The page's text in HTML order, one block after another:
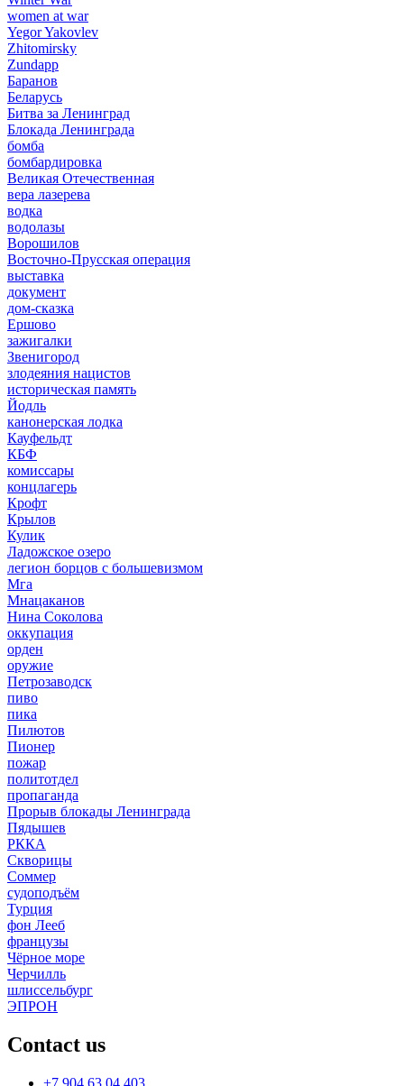
women at war
Yegor Yakovlev
Zhitomirsky
Zundapp
Баранов
Беларусь
Битва за Ленинград
Блокада Ленинграда
бомба
бомбардировка
Великая Отечественная
вера лазерева
водка
водолазы
Ворошилов
Восточно-Прусская операция
выставка
документ
дом-сказка
Ершово
зажигалки
Звенигород
злодеяния нацистов
историческая память
Йодль
канонерская лодка
Кауфельдт
КБФ
комиссары
концлагерь
Крофт
Крылов
Кулик
Ладожское озеро
легион борцов с большевизмом
Мга
Мнацаканов
Нина Соколова
оккупация
орден
оружие
Петрозаводск
пиво
пика
Пилютов
Пионер
пожар
политотдел
пропаганда
Прорыв блокады Ленинграда
Пядышев
РККА
Скворицы
Соммер
судоподъём
Турция
фон Лееб
французы
Чёрное море
Черчилль
шлиссельбург
ЭПРОН
Contact us
+7 904 63 04 403